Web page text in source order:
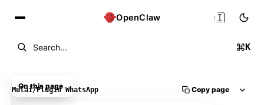
OpenClaw
Search... K
🇮🇩
Mulai/Plugin WhatsApp Copy page
On this page